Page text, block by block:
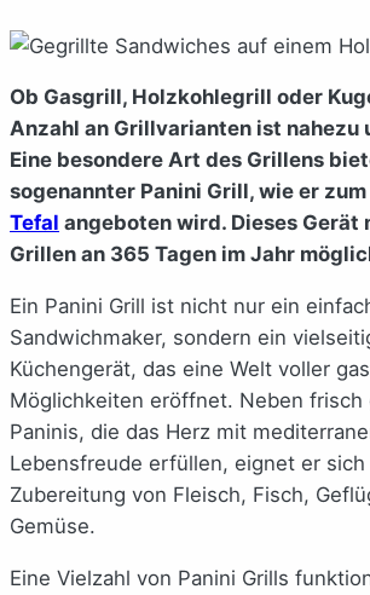
Ob Gasgrill, Holzkohlegrill oder
Anzahl an Grillvarianten ist nahezu
Eine besondere Art des Grillens
sogenannter Panini Grill, wie er
Tefal angeboten wird. Dieses Gerät
Grillen an 365 Tagen im Jahr
Ein Panini Grill ist nicht nur ein
Sandwichmaker, sondern ein
Küchengerät, das eine Welt voller
Möglichkeiten eröffnet. Neben frisch
Paninis, die das Herz mit
Lebensfreude erfüllen, eignet er
Zubereitung von Fleisch, Fisch,
Gemüse.
Eine Vielzahl von Panini Grills